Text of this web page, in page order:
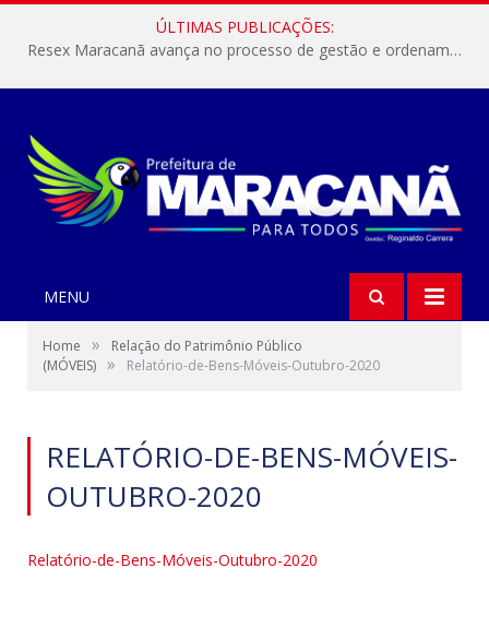
ÚLTIMAS PUBLICAÇÕES:
Resex Maracanã avança no processo de gestão e ordenamento do turismo em nossas áreas protegidas.
MENU
Home »
Relação do Patrimônio Público
(MÓVEIS) » Relatório-de-Bens-Móveis-Outubro-2020
RELATÓRIO-DE-BENS-MÓVEIS-
OUTUBRO-2020
Relatório-de-Bens-Móveis-Outubro-2020